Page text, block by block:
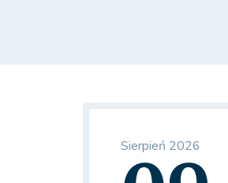
Sierpień 2026